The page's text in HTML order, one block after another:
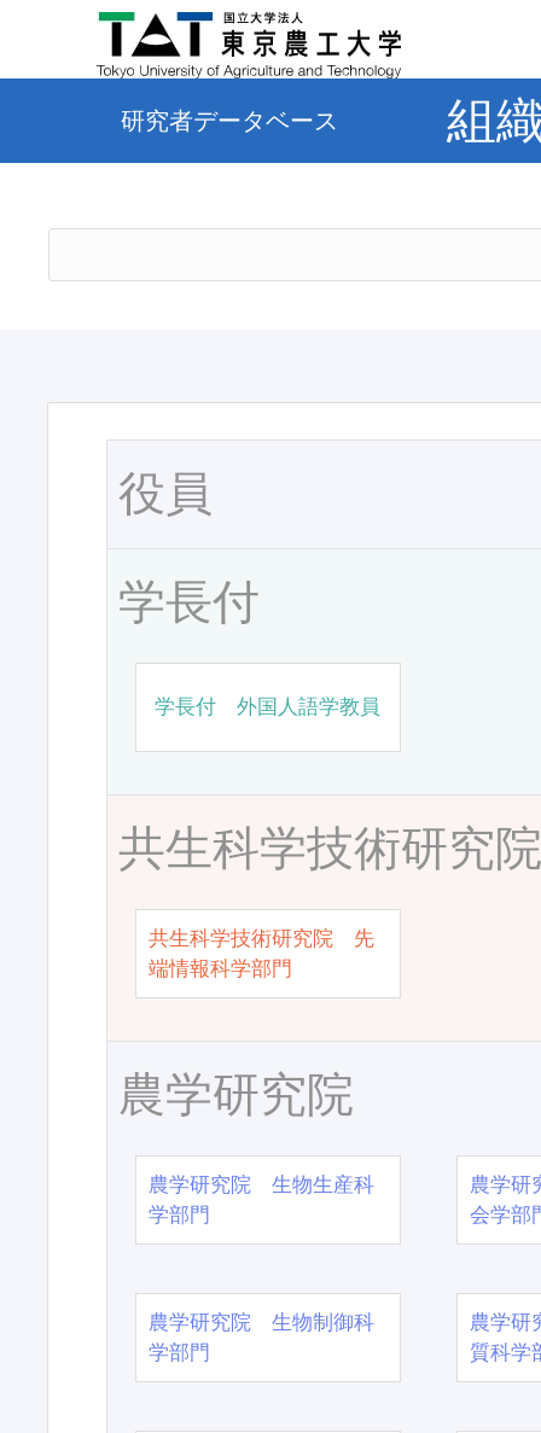
研究者データベース 組
役員
学長付
学長付 外国人語学教員
共生科学技術研究
共生科学技術研究院 先
端情報科学部門
農学研究院
農学研究院 生物生産科
学部門
農学
会学部
農学研究院 生物制御科
学部門
農学
質科学